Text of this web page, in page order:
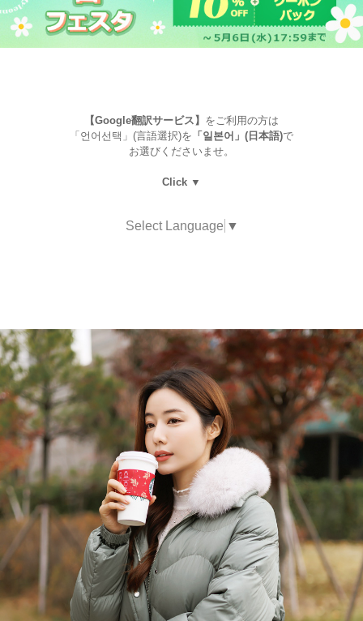
【Google翻訳サービス】 をご利用の方は
「언어선택」(言語選択)を 「일본어」(日本語)で
お選びくださいませ。
Click ▼
Select Language ▼